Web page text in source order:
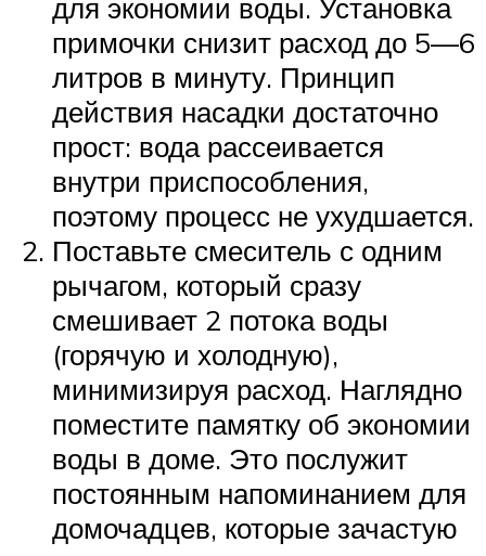
для экономии воды. Установка
примочки снизит расход до 5—6
литров в минуту. Принцип
действия насадки достаточно
прост: вода рассеивается
внутри приспособления,
поэтому процесс не ухудшается.
Поставьте смеситель с одним
рычагом, который сразу
смешивает 2 потока воды
(горячую и холодную),
минимизируя расход. Наглядно
поместите памятку об экономии
воды в доме. Это послужит
постоянным напоминанием для
домочадцев, которые зачастую